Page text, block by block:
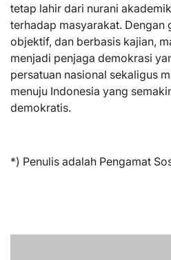
tetap lahir dari nurani
terhadap masyarakat. Dengan
objektif, dan berbasis kajian,
menjadi penjaga demokrasi
persatuan nasional sekaligus
menuju Indonesia yang
demokratis.
*) Penulis adalah Pengamat